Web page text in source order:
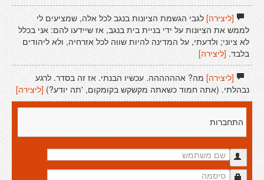
[ליצירה]לגבי הגשמת הציונות בנגב לכל אלה, שמציעים לי
לממש את הציונות על ידי בניית בית בנגב, אז שיידעו להם: אני בכלל
לא ציוני; ולדעתי, על המדינה להיות שווה לכל אזרחיה, ולא ליהודים
בלבד.[ליצירה]
[ליצירה]מה? אהההההה. עכשיו הבנתי. אז זה בסדר. לרגע
נבהלתי. (אתה חמוד כשאתה מקשקש בקומקום, 'תה יודע?) [ליצירה]
התחברות